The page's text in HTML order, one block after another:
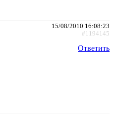
15/08/2010 16:08:23
#1194145
Ответить